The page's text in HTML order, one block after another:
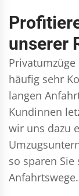
unserer
häufig sehr
langen
Kundinnen
wir uns dazu
so sparen
Anfahrtswege.